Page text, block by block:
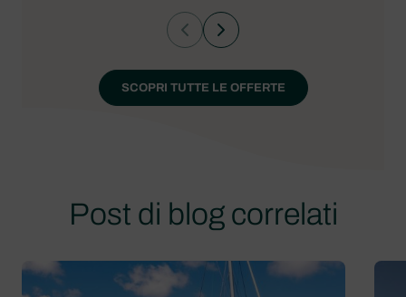
SCOPRI TUTTE LE OFFERTE
Post di blog correlati